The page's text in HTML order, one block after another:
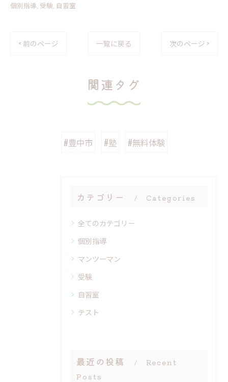
個別指導 受験 自習室
< 前のページ 一覧に戻る 次のページ >
関連タグ
#豊中市 #塾 #無料体験
カテゴリー Categories
全てのカテゴリー
個別指導
マンツーマン
受験
自習室
テスト
最近の投稿
Recent
Posts